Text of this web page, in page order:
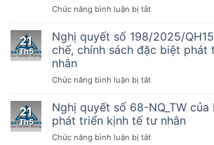
nhân
kế
toán
Chức năng bình luận bị tắtở
tư
Số
32/2025/TT-
–
dẫn
thực
hiện
một
21
Th5
Nghị quyết số 198/2025/
chế, chính sách đặc biệt phát
nhân
Chức năng bình luận bị tắtở
quyết
số
198/2025/QH15
Về
21
Th5
Nghị quyết số 68-NQ_TW
phát triển kịnh tế tư nhân
Chức năng bình luận bị tắtở